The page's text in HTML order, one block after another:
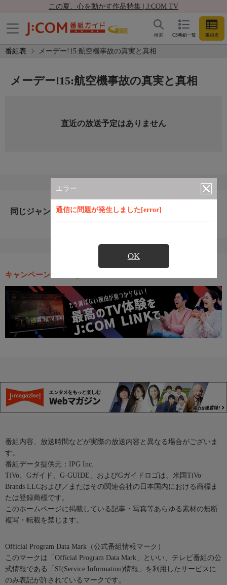
この夏、心を動かす作品特集 | J:COM TV
CS番組一覧 番組表
検索
番組表 メーデー!15:航空機事故の真実と真相
エラー
通信に問題が発生しました[error]
OK
メーデー!15:航空機事故の真実と真相
直近の放送予定はありません
同じジャンルのおすすめ番組
キャンペーン・お得な情報
番組内容、放送時間などが実際の放送内容と異なる場合がございま
す。
番組データ提供元：IPG Inc.
TiVo、Gガイド、G-GUIDE、およびGガイドロゴは、米国TiVo
Brands LLCおよび／またはその関連会社の日本国内における商標ま
たは登録商標です。
このホームページに掲載している記事・写真等あらゆる素材の無断
複写・転載を禁じます。
Official Program Data Mark（公式番組情報マーク）
このマークは「Official Program Data Mark」といい、テレビ番組の公
式情報である「SI(Service Information)情報」を利用したサービスに
のみ表記が許されているマークです。